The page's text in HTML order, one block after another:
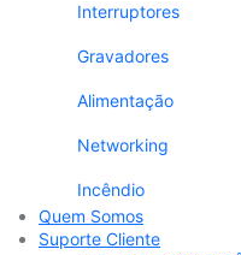
Interruptores
Gravadores
Alimentação
Networking
Incêndio
Quem Somos
Suporte Cliente